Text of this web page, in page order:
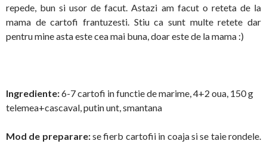
repede, bun si usor de facut. Astazi am facut o reteta de la
mama de cartofi frantuzesti. Stiu ca sunt multe retete dar
pentru mine asta este cea mai buna, doar este de la mama :)
Ingrediente:6-7 cartofi in functie de marime, 4+2 oua, 150 g
telemea+cascaval, putin unt, smantana
Mod de preparare:se fierb cartofii in coaja si se taie rondele.